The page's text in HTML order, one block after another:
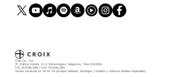
Croix Co., Ltd.
7F, Edificio Konishi, 3-7-2 Shimomeguro, Meguro-ku, Tokio 153-0064
TEL 03-5436-1960 / FAX 03-5436-1961
Horario comercial 10: 00-19: 00 (excepto sábados, domingos y feriados y nuestros feriados especiales)